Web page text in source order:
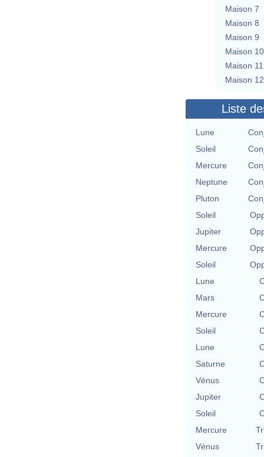
Maison 7
Maison 8
Maison 9
Maison 10
Maison 11
Maison 12
Liste
Lune
Soleil
Mercure
Neptune
Pluton
Soleil
Jupiter
Mercure
Soleil
Lune
Mars
Mercure
Soleil
Lune
Saturne
Vénus
Jupiter
Soleil
Mercure
Vénus